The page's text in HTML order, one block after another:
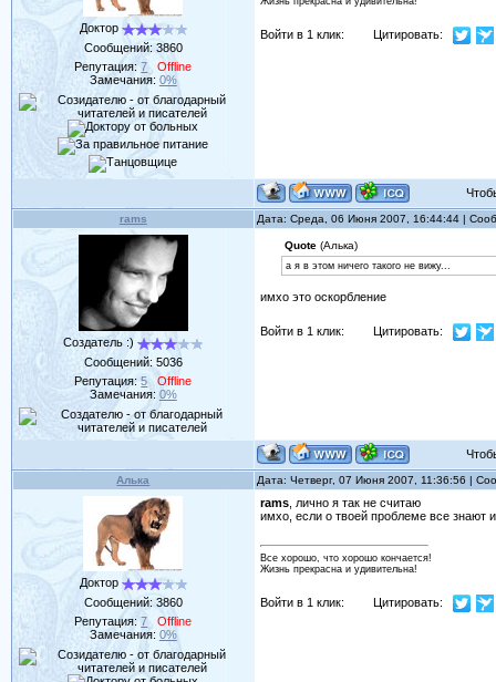
Доктор
Сообщений: 3860
Репутация:7
Offline
Замечания: 0%
Войти в 1 клик: Цитировать:
rams Дата: Среда, 06 Июня 2007, 16:44:44 |
Создатель :)
Сообщений: 5036
Репутация:5
Offline
Замечания: 0%
Quote(Алька)
а я в этом ничего такого не вижу...
имхо это оскорбление
Войти в 1 клик: Цитировать:
Алька Дата: Четверг, 07 Июня 2007, 11:36:56 |
Доктор
Сообщений: 3860
Репутация:7
Offline
Замечания: 0%
rams, лично я так не считаю
имхо, если о твоей проблеме все знают
Все хорошо, что хорошо кончается!
Жизнь прекрасна и удивительна!
Войти в 1 клик: Цитировать: